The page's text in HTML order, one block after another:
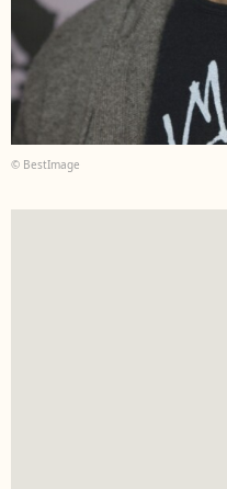
© BestImage